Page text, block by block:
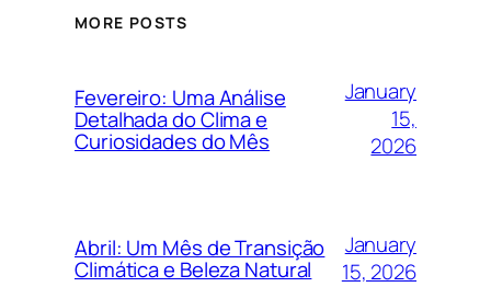
MORE POSTS
Fevereiro: Uma Análise
Detalhada do Clima e
Curiosidades do Mês
January
15,
2026
Abril: Um Mês de Transição
Climática e Beleza Natural
January
15, 2026